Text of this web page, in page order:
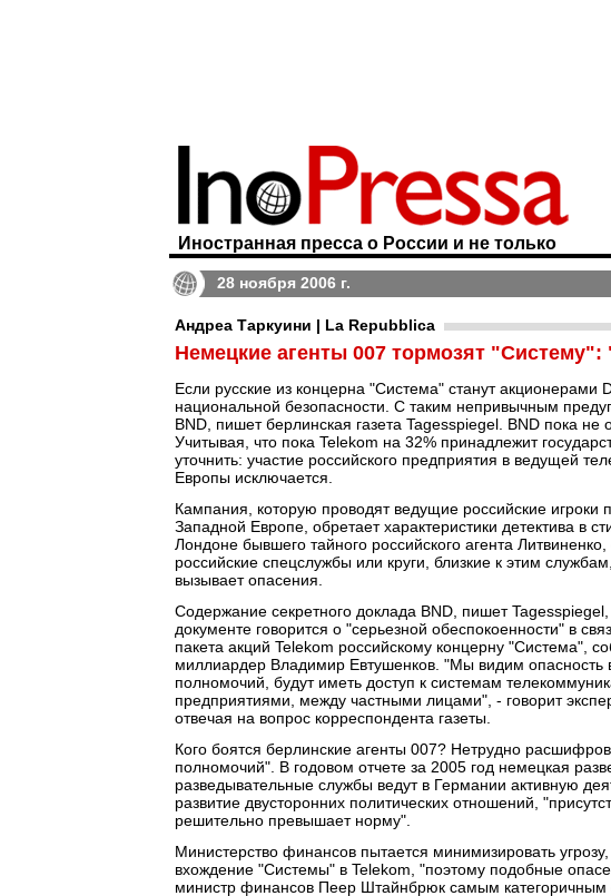
Иностранная пресса о России и не только
28 ноября 2006 г.
Андреа Таркуини | La Repubblica
Немецкие агенты 007 тормозят
Если русские из концерна "Система" станут акционерами
национальной безопасности. С таким непривычным
BND, пишет берлинская газета Tagesspiegel. BND пока
Учитывая, что пока Telekom на 32% принадлежит
уточнить: участие российского предприятия в ведущей
Европы исключается.
Кампания, которую проводят ведущие российские игроки
Западной Европе, обретает характеристики детектива в
Лондоне бывшего тайного российского агента Литвиненко,
российские спецслужбы или круги, близкие к этим
вызывает опасения.
Содержание секретного доклада BND, пишет Tagesspiegel,
документе говорится о "серьезной обеспокоенности" в
пакета акций Telekom российскому концерну "Система",
миллиардер Владимир Евтушенков. "Мы видим
полномочий, будут иметь доступ к системам
предприятиями, между частными лицами", - говорит
отвечая на вопрос корреспондента газеты.
Кого боятся берлинские агенты 007? Нетрудно
полномочий". В годовом отчете за 2005 год немецкая
разведывательные службы ведут в Германии активную
развитие двусторонних политических отношений,
решительно превышает норму".
Министерство финансов пытается минимизировать
вхождение "Системы" в Telekom, "поэтому подобные
министр финансов Пеер Штайнбрюк самым категоричным